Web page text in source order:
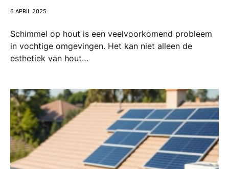
6 APRIL 2025
Schimmel op hout is een veelvoorkomend probleem
in vochtige omgevingen. Het kan niet alleen de
esthetiek van hout…